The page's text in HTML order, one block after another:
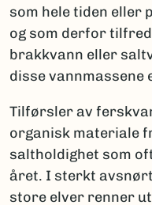
som hele tiden eller
og som derfor
brakkvann eller
disse vannmassene
Tilførsler av
organisk materiale
saltholdighet som
året. I sterkt
store elver renner